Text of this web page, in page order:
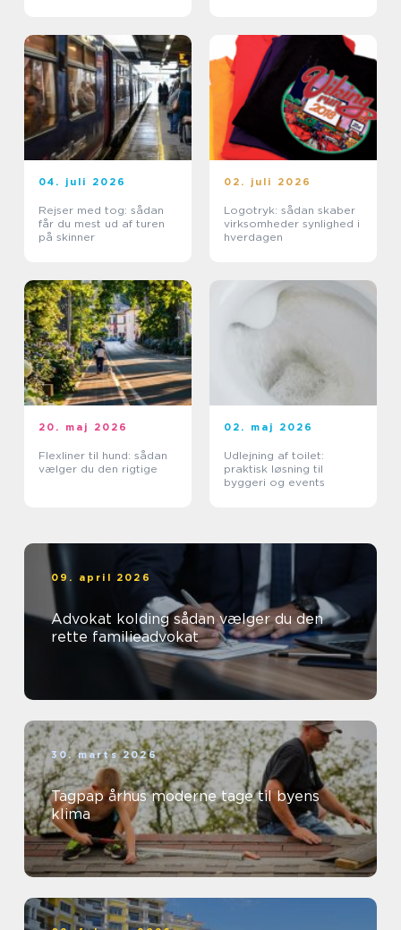
04. juli 2026
Rejser med tog: sådan
får du mest ud af turen
på skinner
02. juli 2026
Logotryk: sådan skaber
virksomheder synlighed i
hverdagen
20. maj 2026
Flexliner til hund: sådan
vælger du den rigtige
02. maj 2026
Udlejning af toilet:
praktisk løsning til
byggeri og events
09. april 2026
Advokat kolding sådan vælger du den
rette familieadvokat
30. marts 2026
Tagpap århus moderne tage til byens
klima